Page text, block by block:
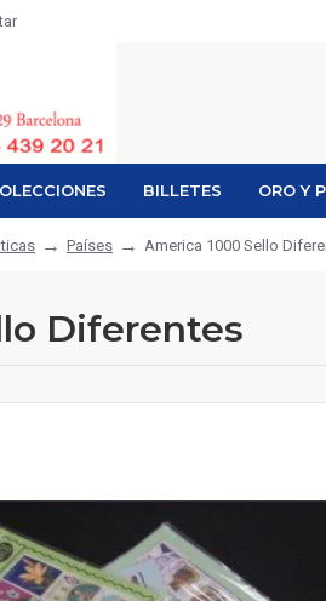
BILLETES ORO Y
Países America 1000 Sello
Diferentes